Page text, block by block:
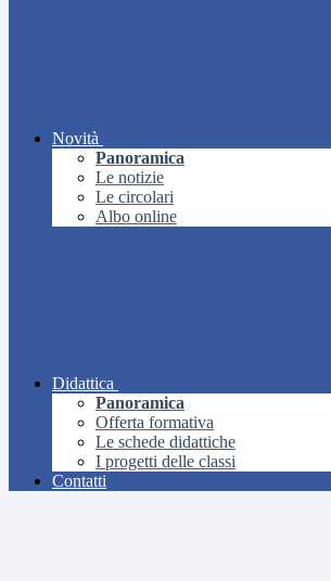
Novità
Panoramica
Le notizie
Le circolari
Albo online
Didattica
Panoramica
Offerta formativa
Le schede didattiche
I progetti delle classi
Contatti